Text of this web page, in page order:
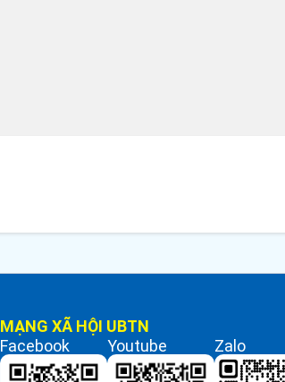
MẠNG XÃ HỘI UBTN
Facebook
Youtube Zalo